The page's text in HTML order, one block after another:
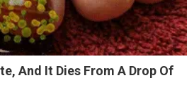
And It Dies From A Drop Of